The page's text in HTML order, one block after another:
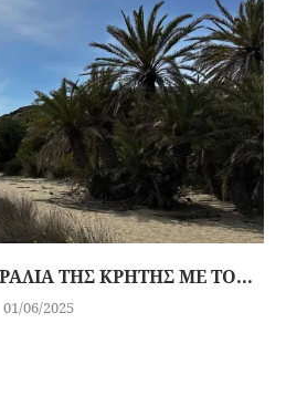
ΤΗΣ ΚΡΉΤΗΣ ΜΕ ΤΟ...
01/06/2025